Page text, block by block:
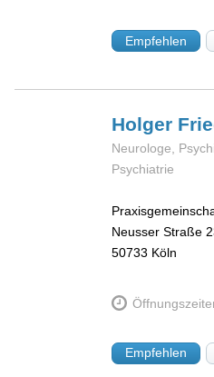
Empfehlen
Holger
Neurologe,
Psychiatrie
Neusser Straße
50733 Köln
Empfehlen